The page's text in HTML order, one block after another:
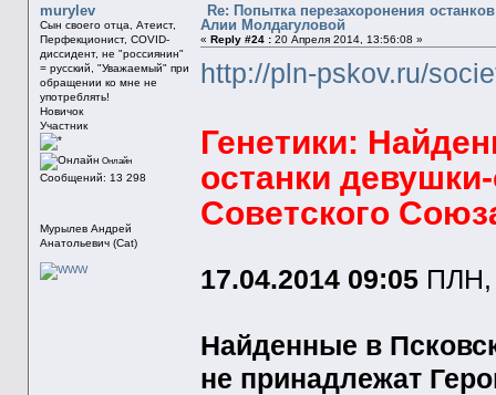
murylev
Сын своего отца, Атеист,
Перфекционист, COVID-
диссидент, не "россиянин"
= русский, "Уважаемый" при
обращении ко мне не
употреблять!
Новичок
Участник
Онлайн
Сообщений: 13 298
Мурылев Андрей
Анатольевич (Cat)
Re: Попытка перезахоронения
Алии Молдагуловой
« Reply #24 :20 Апреля 2014, 13:56:08 »
http://pln-pskov.ru/
Генетики:
останки
Советского
17.04.2014 09:05ПЛН,
Найденные в
не принадлежат